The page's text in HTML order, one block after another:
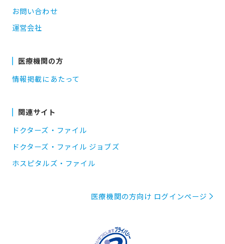
お問い合わせ
運営会社
医療機関の方
情報掲載にあたって
関連サイト
ドクターズ・ファイル
ドクターズ・ファイル ジョブズ
ホスピタルズ・ファイル
医療機関の方向け ログインページ